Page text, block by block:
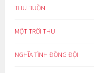
THU BUỒN
MỘT TRỜI THU
NGHĨA TÌNH ĐỒNG ĐỘI